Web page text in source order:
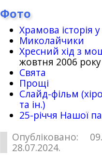
Фото
Храмова історія
Миколайчики
Хресний хід з
жовтня 2006 року
Свята
Прощі
Слайд-фільм
та ін.)
25-рiччя Нашої
Опубліковано:
28.07.2024.